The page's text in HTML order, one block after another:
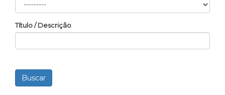
Título / Descrição